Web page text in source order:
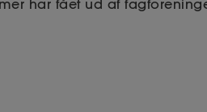
har fået ud af